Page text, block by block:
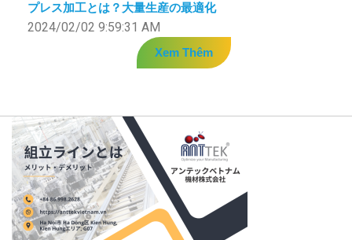
プレス加工とは？大量生産の最適化
2024/02/02 9:59:31 AM
Xem Thêm